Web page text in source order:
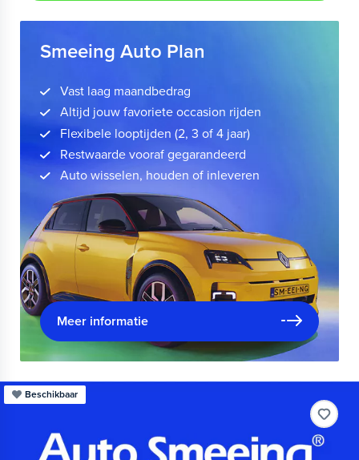
Smeeing Auto Plan
Vast laag maandbedrag
Altijd jouw favoriete occasion rijden
Flexibele looptijden (2, 3 of 4 jaar)
Restwaarde vooraf gegarandeerd
Auto wisselen, houden of inleveren
Meer informatie
Beschikbaar